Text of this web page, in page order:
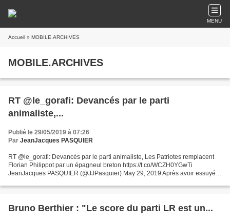
MENU
Accueil » MOBILE.ARCHIVES
MOBILE.ARCHIVES
RT @le_gorafi: Devancés par le parti
animaliste,...
Publié le 29/05/2019 à 07:26
Par JeanJacques PASQUIER
RT @le_gorafi: Devancés par le parti animaliste, Les Patriotes remplacent
Florian Philippot par un épagneul breton https://t.co/WCZH0YGwTi
JeanJacques PASQUIER (@JJPasquier) May 29, 2019 Après avoir essuyé
Bruno Berthier : "Le score du parti LR est un...